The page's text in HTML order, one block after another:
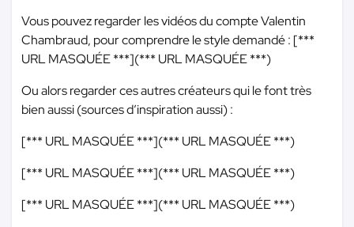
Vous pouvez regarder les vidéos du compte Valentin
Chambraud, pour comprendre le style demandé : [***
URL MASQUÉE ***](*** URL MASQUÉE ***)
Ou alors regarder ces autres créateurs qui le font très
bien aussi (sources d’inspiration aussi) :
[*** URL MASQUÉE ***](*** URL MASQUÉE ***)
[*** URL MASQUÉE ***](*** URL MASQUÉE ***)
[*** URL MASQUÉE ***](*** URL MASQUÉE ***)